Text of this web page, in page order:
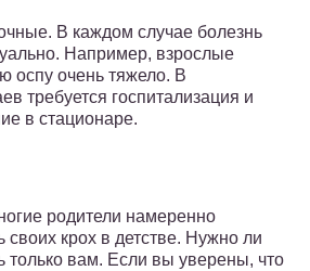
В каждом случае болезнь
Например, взрослые
оспу очень тяжело. В
требуется госпитализация и
в стационаре.
родители намеренно
своих крох в детстве. Нужно ли
только вам. Если вы уверены, что